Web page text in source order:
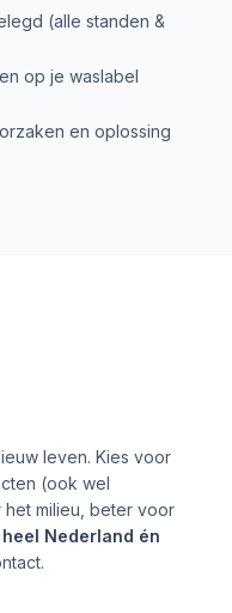
(alle standen &
op je waslabel
en oplossing
leven. Kies voor
(ook wel
milieu, beter voor
Nederland én